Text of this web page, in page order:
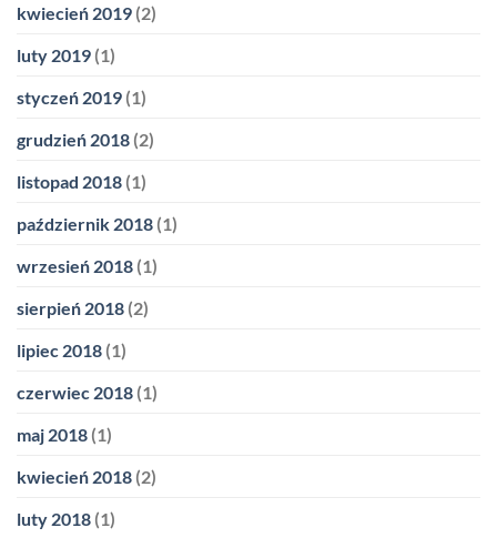
kwiecień 2019 (2)
luty 2019 (1)
styczeń 2019 (1)
grudzień 2018 (2)
listopad 2018 (1)
październik 2018 (1)
wrzesień 2018 (1)
sierpień 2018 (2)
lipiec 2018 (1)
czerwiec 2018 (1)
maj 2018 (1)
kwiecień 2018 (2)
luty 2018 (1)